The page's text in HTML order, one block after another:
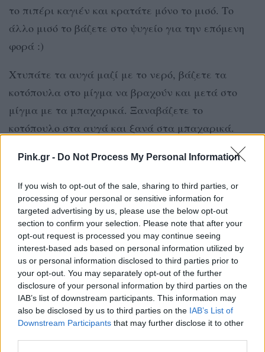
Pink.gr - Do Not Process My Personal Information
If you wish to opt-out of the sale, sharing to third parties, or
processing of your personal or sensitive information for
targeted advertising by us, please use the below opt-out
section to confirm your selection. Please note that after your
opt-out request is processed you may continue seeing
interest-based ads based on personal information utilized by
us or personal information disclosed to third parties prior to
your opt-out. You may separately opt-out of the further
disclosure of your personal information by third parties on the
IAB’s list of downstream participants. This information may
also be disclosed by us to third parties on the IAB’s List of
Downstream Participants that may further disclose it to other
το πιπέρι καγιέν και κρατάτε μόνο το μισό. Το
άλλο μισό το βάζετε στο ψυγείο για την επόμενη
φορά :)
Χτυπάτε τα αυγά μαζί με το νερό, βάζετε τα
κοτόπουλα στο μίγμα να βραχούν και μετά στο
μίγμα με τα μπαχαρικά. Ξαναβάζετε το
κοτόπουλο στα αυγά και ξανά στα μπαχαρικά.
Τηγανίζετε καλά και ρίχνετε από πάνω τη σως
μελιού.
ΔΙΑΦΗΜΙΣΗ